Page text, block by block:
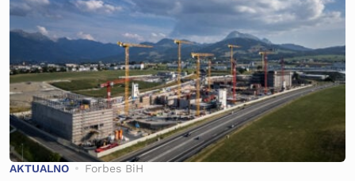
AKTUALNO Forbes BiH